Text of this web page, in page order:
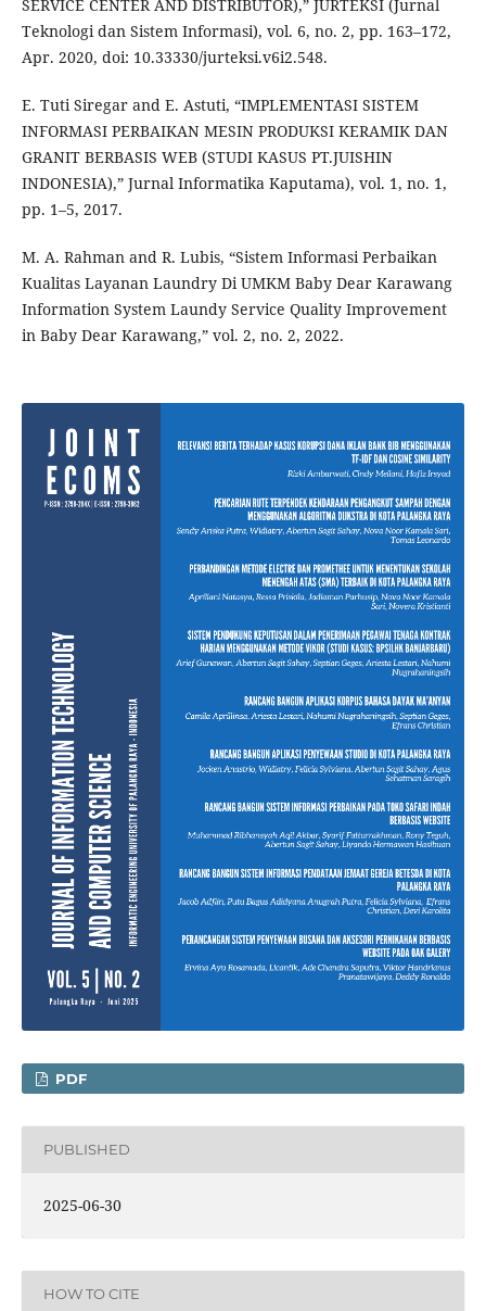
SERVICE CENTER AND DISTRIBUTOR),” JURTEKSI (Jurnal
Teknologi dan Sistem Informasi), vol. 6, no. 2, pp. 163–172,
Apr. 2020, doi: 10.33330/jurteksi.v6i2.548.
E. Tuti Siregar and E. Astuti, “IMPLEMENTASI SISTEM
INFORMASI PERBAIKAN MESIN PRODUKSI KERAMIK DAN
GRANIT BERBASIS WEB (STUDI KASUS PT.JUISHIN
INDONESIA),” Jurnal Informatika Kaputama), vol. 1, no. 1,
pp. 1–5, 2017.
M. A. Rahman and R. Lubis, “Sistem Informasi Perbaikan
Kualitas Layanan Laundry Di UMKM Baby Dear Karawang
Information System Laundy Service Quality Improvement
in Baby Dear Karawang,” vol. 2, no. 2, 2022.
PDF
PUBLISHED
2025-06-30
HOW TO CITE